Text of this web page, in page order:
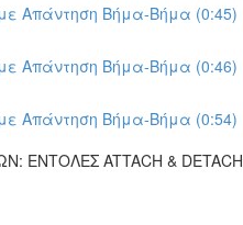
Απάντηση Βήμα-Βήμα (0:45)
Απάντηση Βήμα-Βήμα (0:46)
Απάντηση Βήμα-Βήμα (0:54)
ΕΝΤΟΛΕΣ ATTACH & DETACH